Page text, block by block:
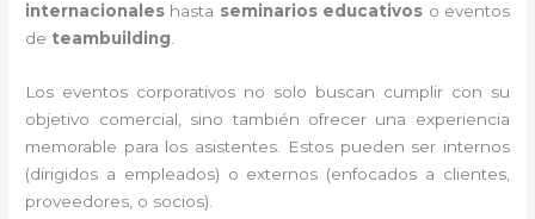
internacionales hasta seminarios educativos o eventos
de teambuilding
Los eventos corporativos no solo buscan cumplir con su
objetivo comercial, sino también ofrecer una experiencia
memorable para los asistentes. Estos pueden ser internos
(dirigidos a empleados) o externos (enfocados a clientes,
proveedores, o socios).